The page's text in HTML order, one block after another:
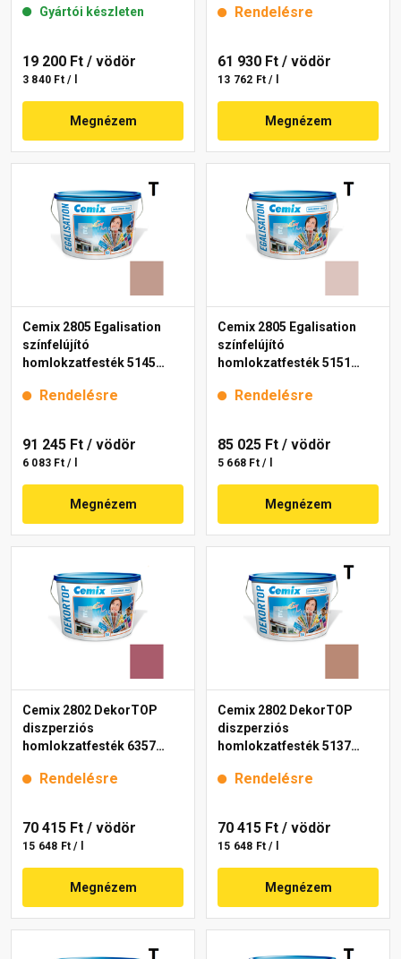
Gyártói készleten
19 200 Ft / vödör
3 840 Ft / l
Megnézem
Rendelésre
61 930 Ft / vödör
13 762 Ft / l
Megnézem
Cemix 2805 Egalisation
színfelújító
homlokzatfesték 5145
Rendelésre
91 245 Ft / vödör
6 083 Ft / l
Megnézem
Cemix 2805 Egalisation
színfelújító
homlokzatfesték 5151
Rendelésre
85 025 Ft / vödör
5 668 Ft / l
Megnézem
Cemix 2802 DekorTOP
diszperziós
homlokzatfesték 6357
Rendelésre
70 415 Ft / vödör
15 648 Ft / l
Megnézem
Cemix 2802 DekorTOP
diszperziós
homlokzatfesték 5137
Rendelésre
70 415 Ft / vödör
15 648 Ft / l
Megnézem